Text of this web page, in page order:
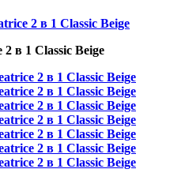
2 в 1 Classic Beige